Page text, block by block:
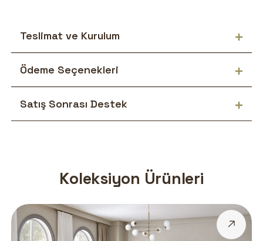
Teslimat ve Kurulum
Ödeme Seçenekleri
Satış Sonrası Destek
Koleksiyon Ürünleri